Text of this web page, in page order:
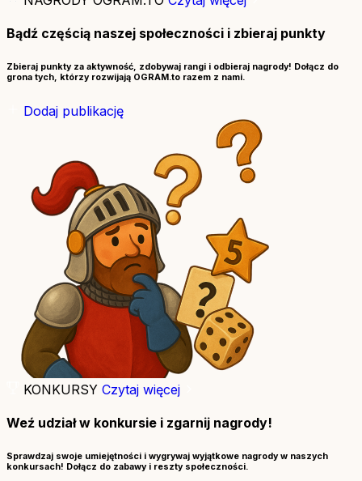
Bądź częścią naszej społeczności i zbieraj punkty
Zbieraj punkty za aktywność, zdobywaj rangi i odbieraj nagrody! Dołącz do
grona tych, którzy rozwijają OGRAM.to razem z nami.
Dodaj publikację
KONKURSY Czytaj więcej
Weź udział w konkursie i zgarnij nagrody!
Sprawdzaj swoje umiejętności i wygrywaj wyjątkowe nagrody w naszych
konkursach! Dołącz do zabawy i reszty społeczności.